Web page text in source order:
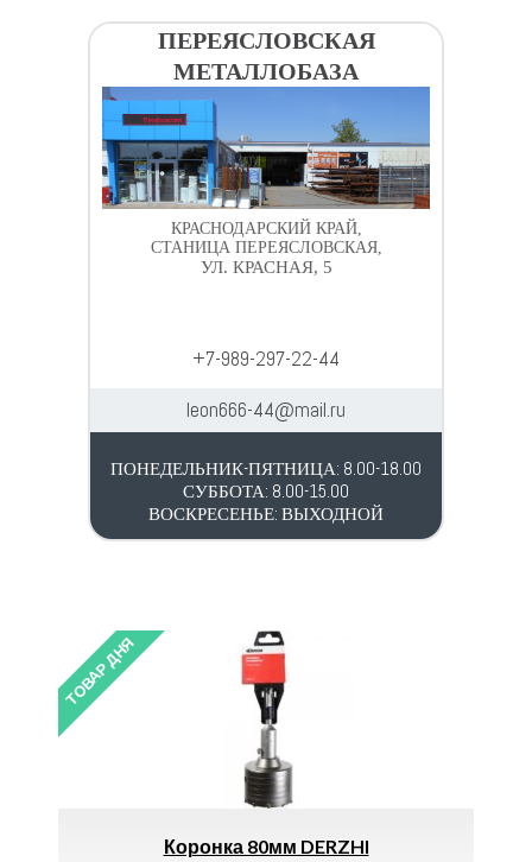
ПЕРЕЯСЛОВСКАЯ
МЕТАЛЛОБАЗА
КРАСНОДАРСКИЙ КРАЙ,
СТАНИЦА ПЕРЕЯСЛОВСКАЯ,
УЛ. КРАСНАЯ, 5
+7-989-297-22-44
leon666-44@mail.ru
ПОНЕДЕЛЬНИК-ПЯТНИЦА: 8.00-18.00
СУББОТА: 8.00-15.00
ВОСКРЕСЕНЬЕ: ВЫХОДНОЙ
ТОВАР ДНЯ
Ящик Почтовый Без